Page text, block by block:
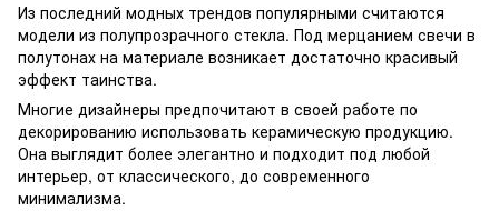
Из последний модных трендов популярными считаются
модели из полупрозрачного стекла. Под мерцанием свечи в
полутонах на материале возникает достаточно красивый
эффект таинства.
Многие дизайнеры предпочитают в своей работе по
декорированию использовать керамическую продукцию.
Она выглядит более элегантно и подходит под любой
интерьер, от классического, до современного
минимализма.